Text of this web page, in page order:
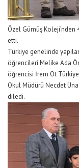
Özel Gümüş
etti.
Türkiye genelinde
öğrencileri Melike Ada
öğrencisi İrem Ot
Okul Müdürü Necdet
diledi.